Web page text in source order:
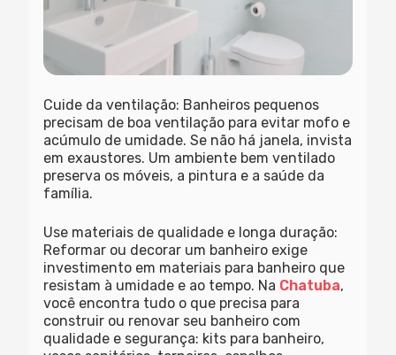
Cuide da ventilação: Banheiros pequenos
precisam de boa ventilação para evitar mofo e
acúmulo de umidade. Se não há janela, invista
em exaustores. Um ambiente bem ventilado
preserva os móveis, a pintura e a saúde da
família.
Use materiais de qualidade e longa duração:
Reformar ou decorar um banheiro exige
investimento em materiais para banheiro que
resistam à umidade e ao tempo. Na Chatuba,
você encontra tudo o que precisa para
construir ou renovar seu banheiro com
qualidade e segurança: kits para banheiro,